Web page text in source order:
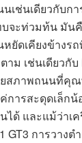
เช่นเดียวกับก
จะท่วมท้น มัน
ยัดเคียงข้างร
ม เช่นเดียวกับ
สภาพถนนที่คุณ
การสะดุดเล็ก
ด้ และแม้ว่าเ
GT3 การวาง